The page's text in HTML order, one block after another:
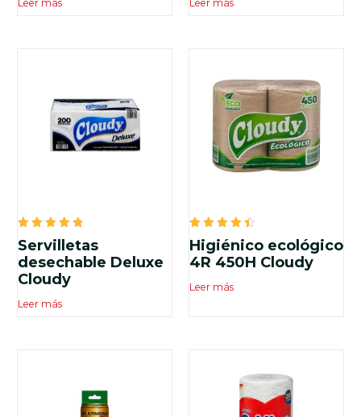
Leer más Leer más
Valorado
en
4.83
de 5
Servilletas
desechable Deluxe
Cloudy
Leer más
Valorado
en
4.50
de 5
Higiénico ecológico
4R 450H Cloudy
Leer más